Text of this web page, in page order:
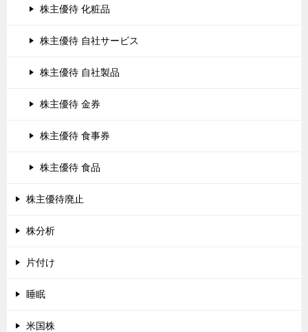
株主優待 化粧品
株主優待 自社サービス
株主優待 自社製品
株主優待 金券
株主優待 食事券
株主優待 食品
株主優待廃止
株分析
片付け
睡眠
米国株